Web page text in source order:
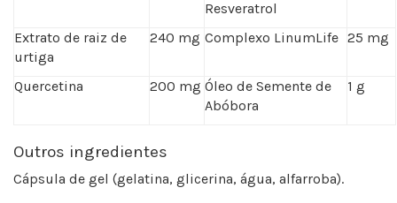
Resveratrol
Extrato de raiz de
urtiga
240 mg Complexo LinumLife 25 mg
Quercetina 200 mg Óleo de Semente de
Abóbora
1 g
Outros ingredientes
Cápsula de gel (gelatina, glicerina, água, alfarroba).